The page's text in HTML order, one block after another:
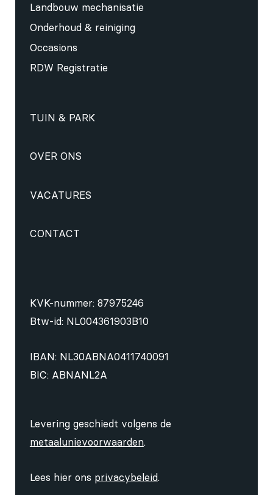
Landbouw mechanisatie
Onderhoud & reiniging
Occasions
RDW Registratie
TUIN & PARK
OVER ONS
VACATURES
CONTACT
KVK-nummer: 87975246
Btw-id: NL004361903B10
IBAN: NL30ABNA0411740091
BIC: ABNANL2A
Levering geschiedt volgens de
metaalunievoorwaarden.
Lees hier ons privacybeleid.